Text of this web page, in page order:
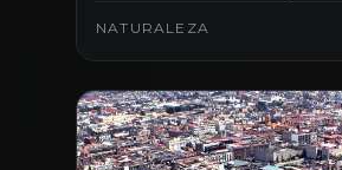
NATURALEZA